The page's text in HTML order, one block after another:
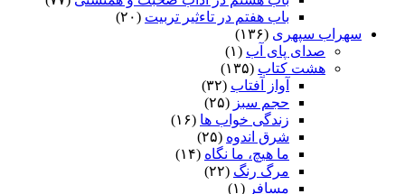
باب هفتم در تاءثیر تربیت (۲۰)
سهراب سپهری (۱۳۶)
صدای پای آب (۱)
هشت کتاب (۱۳۵)
آواز آفتاب (۳۲)
حجم سبز (۲۵)
زندگی خواب ها (۱۶)
شرق اندوه (۲۵)
ما هیچ، ما نگاه (۱۴)
مرگ رنگ (۲۲)
مسافر (۱)